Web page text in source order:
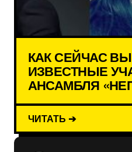
КАК СЕЙЧАС
ИЗВЕСТНЫЕ
АНСАМБЛЯ
ЧИТАТЬ ➔